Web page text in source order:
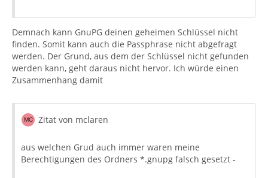
Demnach kann GnuPG deinen geheimen Schlüssel nicht
finden. Somit kann auch die Passphrase nicht abgefragt
werden. Der Grund, aus dem der Schlüssel nicht gefunden
werden kann, geht daraus nicht hervor. Ich würde einen
Zusammenhang damit
Zitat von mclaren
aus welchen Grud auch immer waren meine
Berechtigungen des Ordners *.gnupg falsch gesetzt -